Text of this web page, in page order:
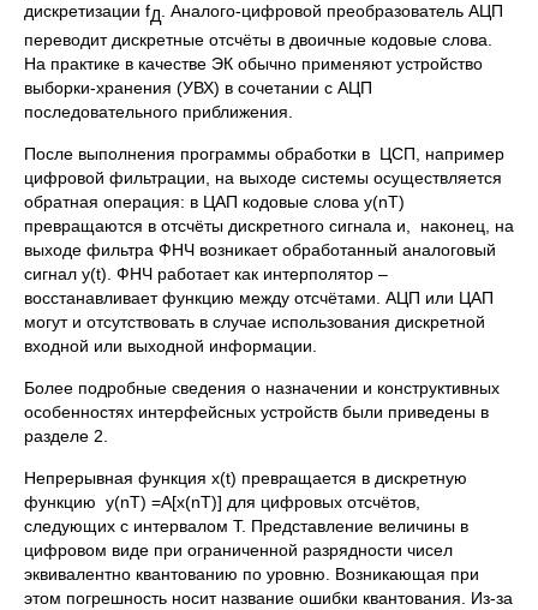
дискретизации fД . Аналого-цифровой преобразователь АЦП
переводит дискретные отсчёты в двоичные кодовые слова.
На практике в качестве ЭК обычно применяют устройство
выборки-хранения (УВХ) в сочетании с АЦП
последовательного приближения.
После выполнения программы обработки в ЦСП, например
цифровой фильтрации, на выходе системы осуществляется
обратная операция: в ЦАП кодовые слова y(nT)
превращаются в отсчёты дискретного сигнала и, наконец, на
выходе фильтра ФНЧ возникает обработанный аналоговый
сигнал y(t). ФНЧ работает как интерполятор –
восстанавливает функцию между отсчётами. АЦП или ЦАП
могут и отсутствовать в случае использования дискретной
входной или выходной информации.
Более подробные сведения о назначении и конструктивных
особенностях интерфейсных устройств были приведены в
разделе 2.
Непрерывная функция x(t) превращается в дискретную
функцию y(nТ) =А[x(nТ)] для цифровых отсчётов,
следующих с интервалом Т. Представление величины в
цифровом виде при ограниченной разрядности чисел
эквивалентно квантованию по уровню. Возникающая при
этом погрешность носит название ошибки квантования. Из-за